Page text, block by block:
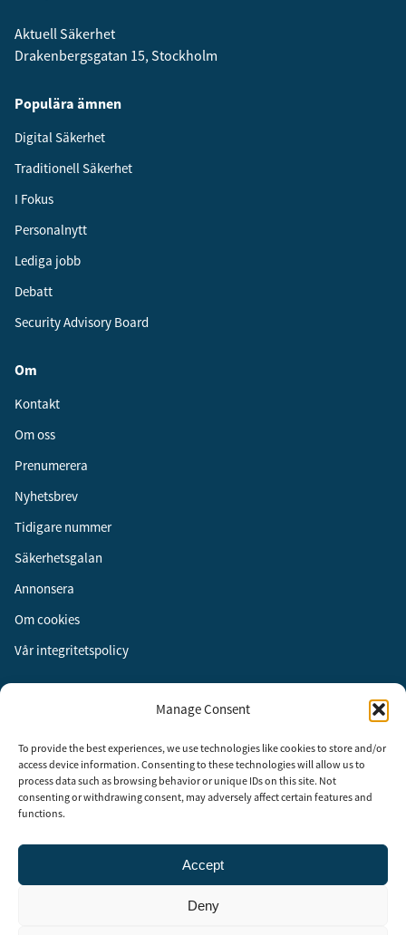
Manage Consent
To provide the best experiences, we use technologies like cookies to store and/or
access device information. Consenting to these technologies will allow us to
process data such as browsing behavior or unique IDs on this site. Not
consenting or withdrawing consent, may adversely affect certain features and
functions.
Accept
Deny
Aktuell Säkerhet
Drakenbergsgatan 15, Stockholm
Populära ämnen
Digital Säkerhet
Traditionell Säkerhet
I Fokus
Personalnytt
Lediga jobb
Debatt
Security Advisory Board
Om
Kontakt
Om oss
Prenumerera
Nyhetsbrev
Tidigare nummer
Säkerhetsgalan
Annonsera
Om cookies
Vår integritetspolicy
Instagram
LinkedIn
Säkerhet år 2003 för att stimulera, utveckla och informera om